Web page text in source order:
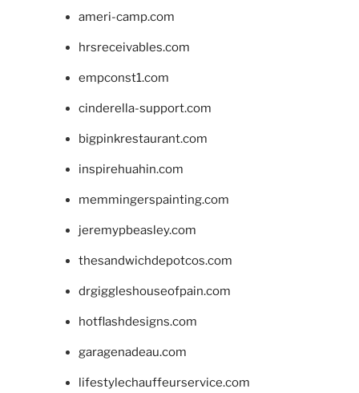
ameri-camp.com
hrsreceivables.com
empconst1.com
cinderella-support.com
bigpinkrestaurant.com
inspirehuahin.com
memmingerspainting.com
jeremypbeasley.com
thesandwichdepotcos.com
drgiggleshouseofpain.com
hotflashdesigns.com
garagenadeau.com
lifestylechauffeurservice.com